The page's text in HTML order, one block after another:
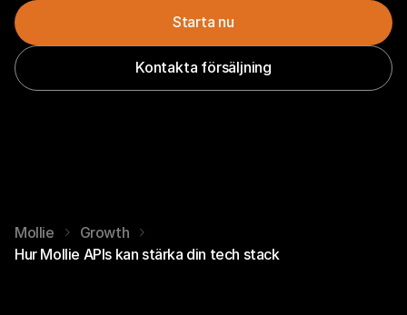
Starta nu
Kontakta försäljning
Mollie
Growth
Hur Mollie APIs kan stärka din tech stack